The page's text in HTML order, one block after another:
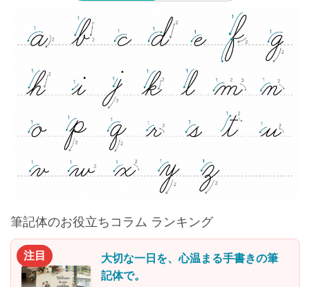
筆記体のお役立ちコラム ランキング
注目
大切な一日を、心温まる手書きの筆
記体で。